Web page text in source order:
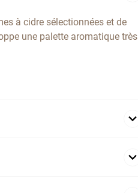
à cidre sélectionnées et de
une palette aromatique très